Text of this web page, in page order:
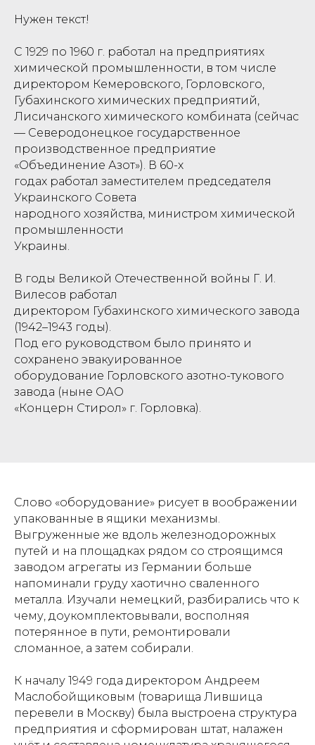
Нужен текст!
С 1929 по 1960 г. работал на предприятиях
химической промышленности, в том числе
директором Кемеровского, Горловского,
Губахинского химических предприятий,
Лисичанского химического комбината (сейчас
— Северодонецкое государственное
производственное предприятие
«Объединение Азот»). В 60-х
годах работал заместителем председателя
Украинского Совета
народного хозяйства, министром химической
промышленности
Украины.
В годы Великой Отечественной войны Г. И.
Вилесов работал
директором Губахинского химического завода
(1942–1943 годы).
Под его руководством было принято и
сохранено эвакуированное
оборудование Горловского азотно-тукового
завода (ныне ОАО
«Концерн Стирол» г. Горловка).
Слово «оборудование» рисует в воображении
упакованные в ящики механизмы.
Выгруженные же вдоль железнодорожных
путей и на площадках рядом со строящимся
заводом агрегаты из Германии больше
напоминали груду хаотично сваленного
металла. Изучали немецкий, разбирались что к
чему, доукомплектовывали, восполняя
потерянное в пути, ремонтировали
сломанное, а затем собирали.
К началу 1949 года директором Андреем
Маслобойщиковым (товарища Лившица
перевели в Москву) была выстроена структура
предприятия и сформирован штат, налажен